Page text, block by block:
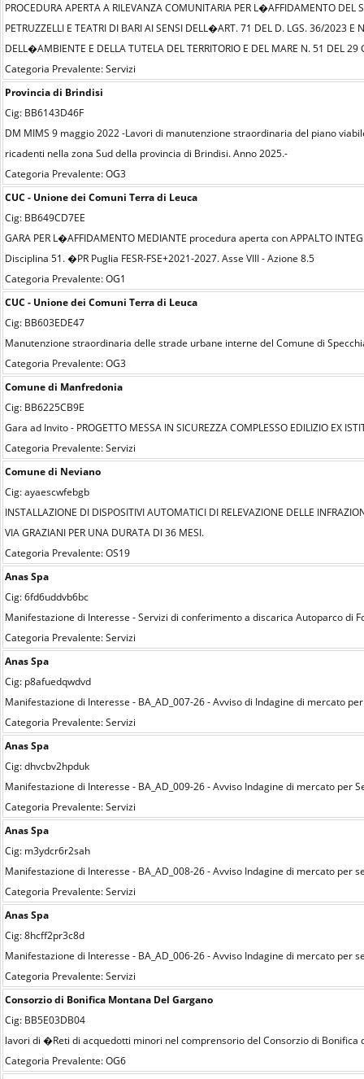
PROCEDURA APERTA A RILEVANZA COMUNITARIA PER L�AFFIDAMENTO DEL
PETRUZZELLI E TEATRI DI BARI AI SENSI DELL�ART. 71 DEL D. LGS. 36/2023
DELL�AMBIENTE E DELLA TUTELA DEL TERRITORIO E DEL MARE N. 51 DEL
Categoria Prevalente: Servizi
Provincia di Brindisi
Cig: BB6143D46F
DM MIMS 9 maggio 2022 -Lavori di manutenzione straordinaria del piano
ricadenti nella zona Sud della provincia di Brindisi. Anno 2025.-
Categoria Prevalente: OG3
CUC - Unione dei Comuni Terra di Leuca
Cig: BB649CD7EE
GARA PER L�AFFIDAMENTO MEDIANTE procedura aperta con APPALTO
Disciplina 51. �PR Puglia FESR-FSE+2021-2027. Asse VIII - Azione 8.5
Categoria Prevalente: OG1
CUC - Unione dei Comuni Terra di Leuca
Cig: BB603EDE47
Manutenzione straordinaria delle strade urbane interne del Comune di
Categoria Prevalente: OG3
Comune di Manfredonia
Cig: BB6225CB9E
Gara ad Invito - PROGETTO MESSA IN SICUREZZA COMPLESSO EDILIZIO EX
Categoria Prevalente: Servizi
Comune di Neviano
Cig: ayaescwfebgb
INSTALLAZIONE DI DISPOSITIVI AUTOMATICI DI RELEVAZIONE DELLE
VIA GRAZIANI PER UNA DURATA DI 36 MESI.
Categoria Prevalente: OS19
Anas Spa
Cig: 6fd6uddvb6bc
Manifestazione di Interesse - Servizi di conferimento a discarica Autoparco di
Categoria Prevalente: Servizi
Anas Spa
Cig: p8afuedqwdvd
Manifestazione di Interesse - BA_AD_007-26 - Avviso di Indagine di mercato
Categoria Prevalente: Servizi
Anas Spa
Cig: dhvcbv2hpduk
Manifestazione di Interesse - BA_AD_009-26 - Avviso Indagine di mercato per
Categoria Prevalente: Servizi
Anas Spa
Cig: m3ydcr6r2sah
Manifestazione di Interesse - BA_AD_008-26 - Avviso Indagine di mercato per
Categoria Prevalente: Servizi
Anas Spa
Cig: 8hcff2pr3c8d
Manifestazione di Interesse - BA_AD_006-26 - Avviso Indagine di mercato per
Categoria Prevalente: Servizi
Consorzio di Bonifica Montana Del Gargano
Cig: BB5E03DB04
lavori di �Reti di acquedotti minori nel comprensorio del Consorzio di
Categoria Prevalente: OG6